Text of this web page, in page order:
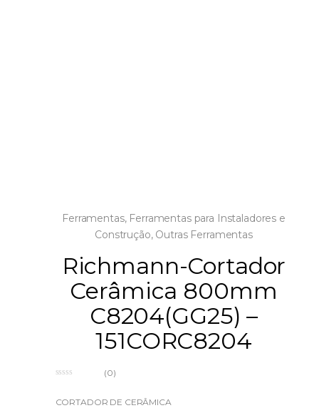
Ferramentas, Ferramentas para Instaladores e
Construção, Outras Ferramentas
Richmann-Cortador
Cerâmica 800mm
C8204(GG25) –
151CORC8204
u
(0)
CORTADOR DE CERÂMICA